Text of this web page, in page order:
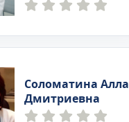
Соломатина Алла
Дмитриевна